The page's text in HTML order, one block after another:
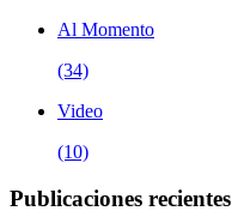
Al Momento
(34)
Video
(10)
Publicaciones recientes